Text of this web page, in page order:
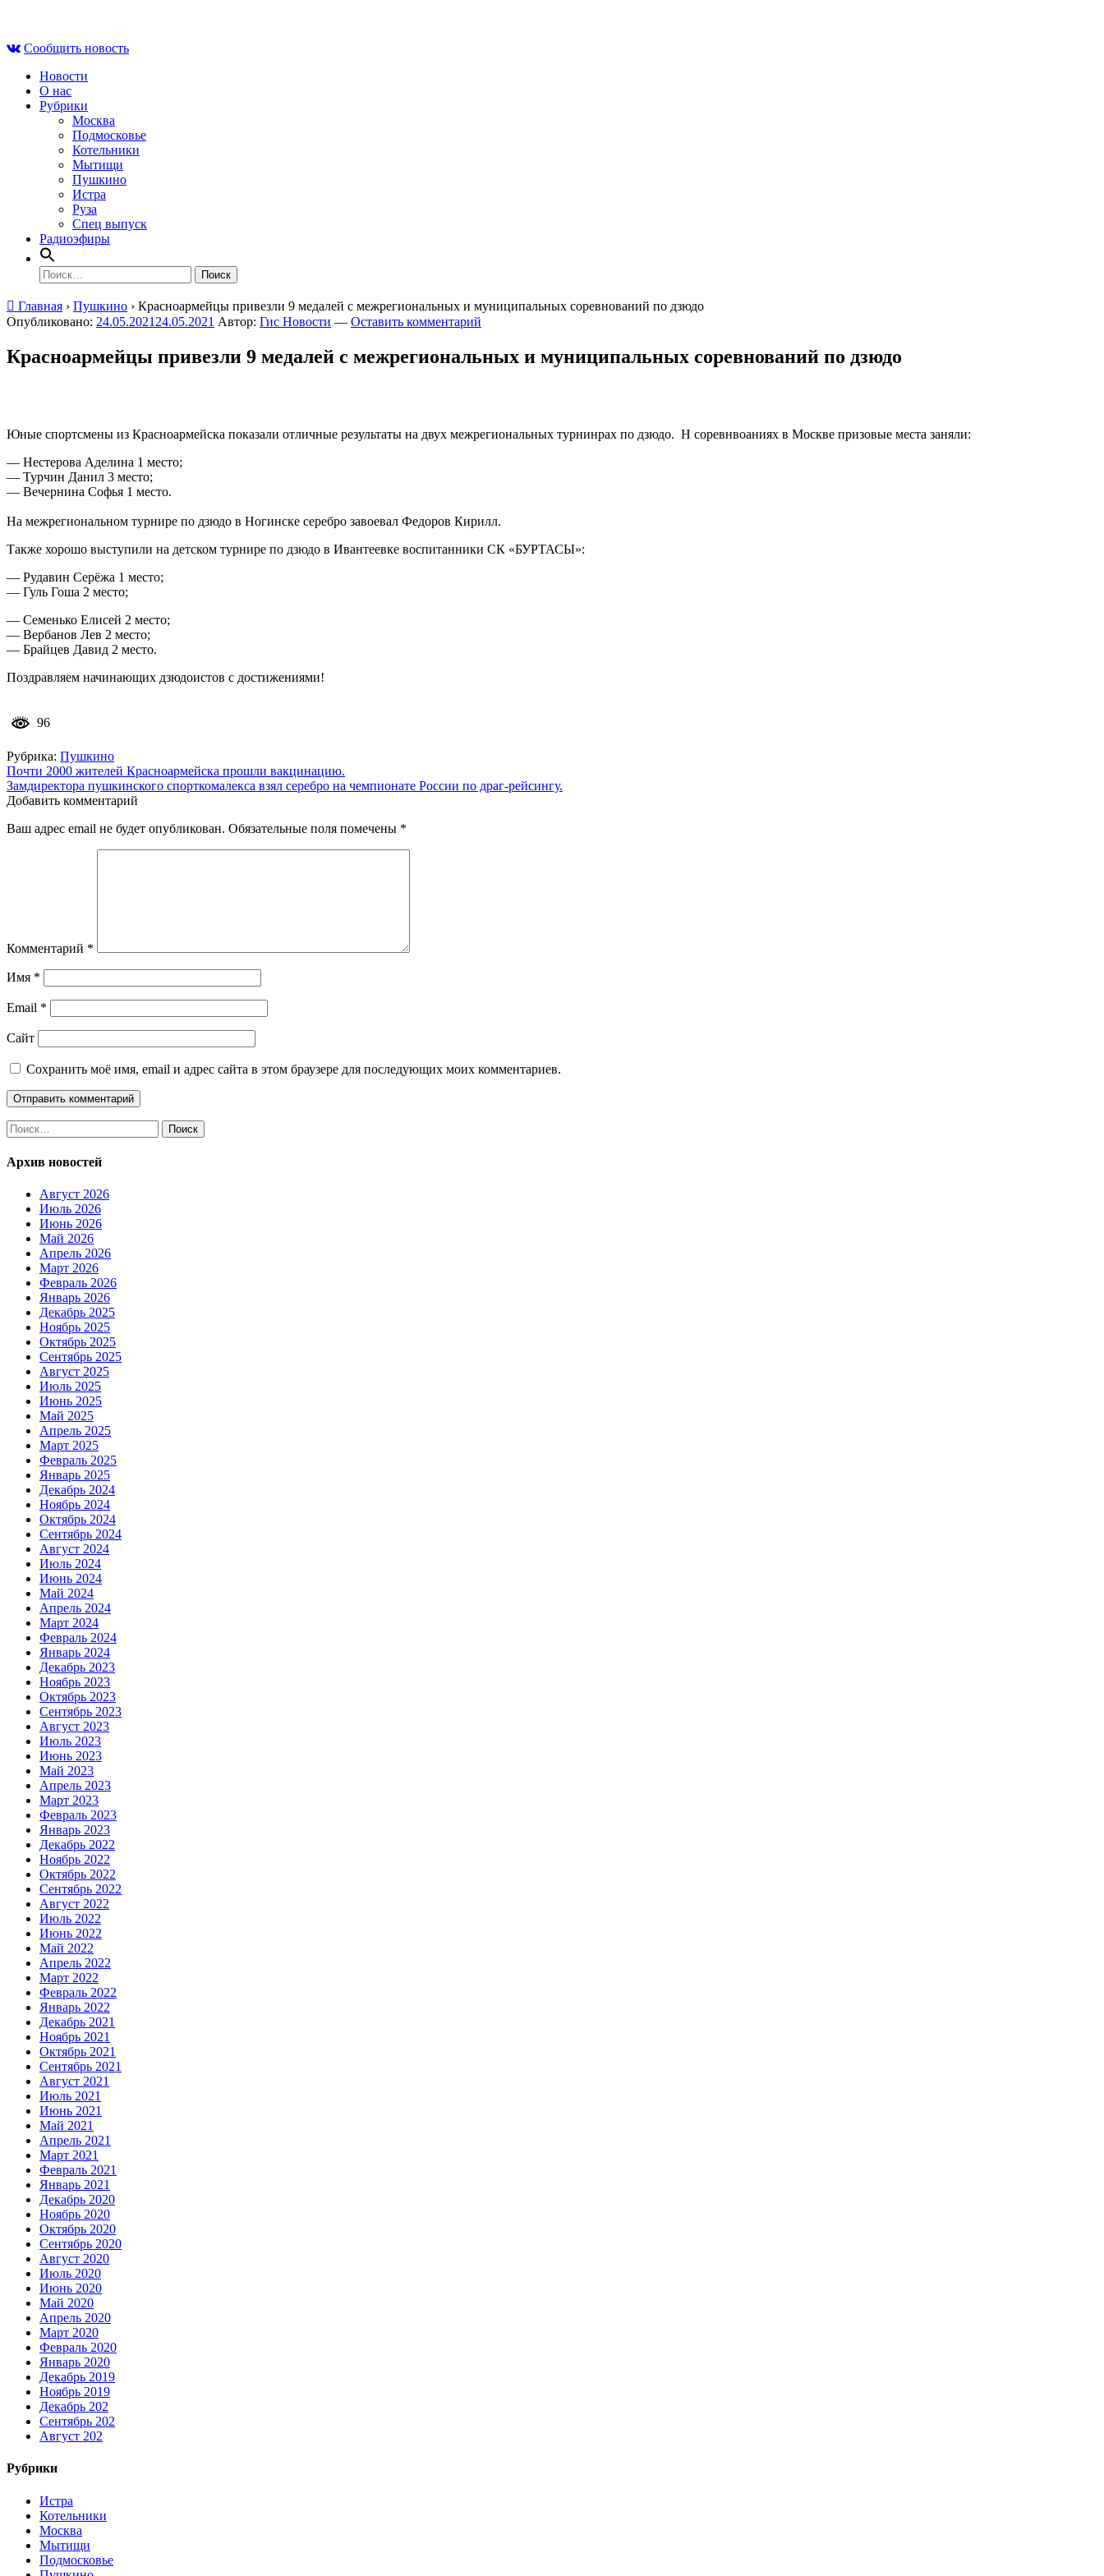
contentСообщить новость
Новости
О нас
Рубрики
Москва
Подмосковье
Котельники
Мытищи
Пушкино
Истра
Руза
Спец выпуск
Радиоэфиры
Найти:
Главная › Пушкино › Красноармейцы привезли 9 медалей с межрегиональных и муниципальных соревнований по дзюдо
Опубликовано: 24.05.2021 24.05.2021 Автор: Гис Новости — Оставить комментарий
Красноармейцы привезли 9 медалей с межрегиональных и муниципальных соревнований по дзюдо
Юные спортсмены из Красноармейска показали отличные результаты на двух межрегиональных турнинрах по дзюдо. Н соревнвоаниях в Москве призовые места заняли:
— Нестерова Аделина 1 место;
— Турчин Данил 3 место;
— Вечернина Софья 1 место.
На межрегиональном турнире по дзюдо в Ногинске серебро завоевал Федоров Кирилл.
Также хорошо выступили на детском турнире по дзюдо в Ивантеевке воспитанники СК «БУРТАСЫ»:
— Рудавин Серёжа 1 место;
— Гуль Гоша 2 место;
— Семенько Елисей 2 место;
— Вербанов Лев 2 место;
— Брайцев Давид 2 место.
Поздравляем начинающих дзюдоистов с достижениями!
96
Рубрика: Пушкино
Навигация
по
Почти 2000 жителей Красноармейска прошли вакцинацию.
Замдиректора пушкинского спорткомалекса взял серебро на чемпионате России по драг-рейсингу.
Добавить комментарий
Ваш адрес email не будет опубликован. Обязательные поля помечены *
Комментарий *
Имя *
Email *
Сайт
Сохранить моё имя, email и адрес сайта в этом браузере для последующих моих комментариев.
Найти:
Архив новостей
Август 2026
Июль 2026
Июнь 2026
Май 2026
Апрель 2026
Март 2026
Февраль 2026
Январь 2026
Декабрь 2025
Ноябрь 2025
Октябрь 2025
Сентябрь 2025
Август 2025
Июль 2025
Июнь 2025
Май 2025
Апрель 2025
Март 2025
Февраль 2025
Январь 2025
Декабрь 2024
Ноябрь 2024
Октябрь 2024
Сентябрь 2024
Август 2024
Июль 2024
Июнь 2024
Май 2024
Апрель 2024
Март 2024
Февраль 2024
Январь 2024
Декабрь 2023
Ноябрь 2023
Октябрь 2023
Сентябрь 2023
Август 2023
Июль 2023
Июнь 2023
Май 2023
Апрель 2023
Март 2023
Февраль 2023
Январь 2023
Декабрь 2022
Ноябрь 2022
Октябрь 2022
Сентябрь 2022
Август 2022
Июль 2022
Июнь 2022
Май 2022
Апрель 2022
Март 2022
Февраль 2022
Январь 2022
Декабрь 2021
Ноябрь 2021
Октябрь 2021
Сентябрь 2021
Август 2021
Июль 2021
Июнь 2021
Май 2021
Апрель 2021
Март 2021
Февраль 2021
Январь 2021
Декабрь 2020
Ноябрь 2020
Октябрь 2020
Сентябрь 2020
Август 2020
Июль 2020
Июнь 2020
Май 2020
Апрель 2020
Март 2020
Февраль 2020
Январь 2020
Декабрь 2019
Ноябрь 2019
Декабрь 202
Сентябрь 202
Август 202
Рубрики
Истра
Котельники
Москва
Мытищи
Подмосковье